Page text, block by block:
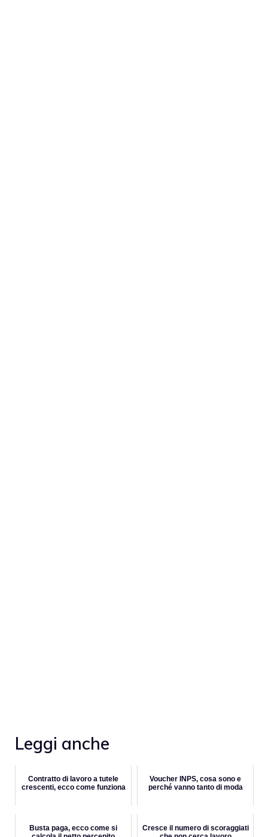
Leggi anche
Contratto di lavoro a tutele
crescenti, ecco come funziona
Voucher INPS, cosa sono e
perché vanno tanto di moda
Busta paga, ecco come si
Cresce il numero di scoraggiati